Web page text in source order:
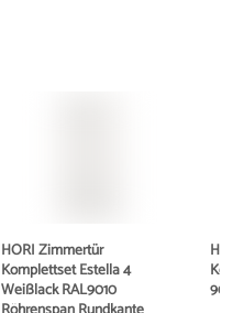
HORI Zimmertür
Komplettset Estella 4
Weißlack RAL9010